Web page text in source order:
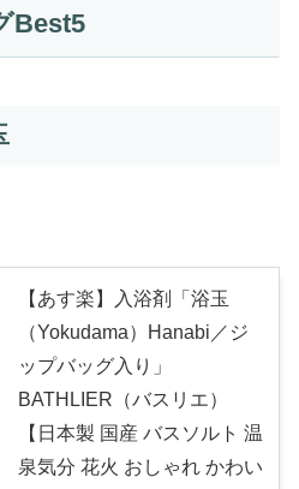
Best5
【あす楽】入浴剤「浴玉
（Yokudama）Hanabi／ジ
ップバッグ入り」
BATHLIER（バスリエ）
【日本製 国産 バスソルト 温
泉気分 花火 おしゃれ かわい